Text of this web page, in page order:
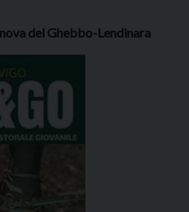
del Ghebbo-Lendinara